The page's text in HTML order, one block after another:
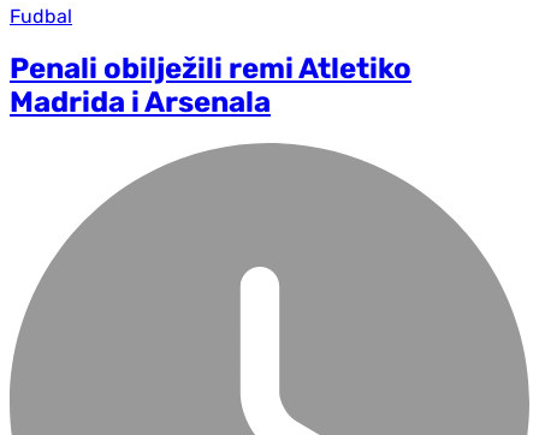
Fudbal
Penali obilježili remi Atletiko
Madrida i Arsenala